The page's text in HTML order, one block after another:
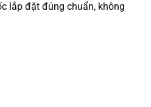
lắp đặt đúng chuẩn, không